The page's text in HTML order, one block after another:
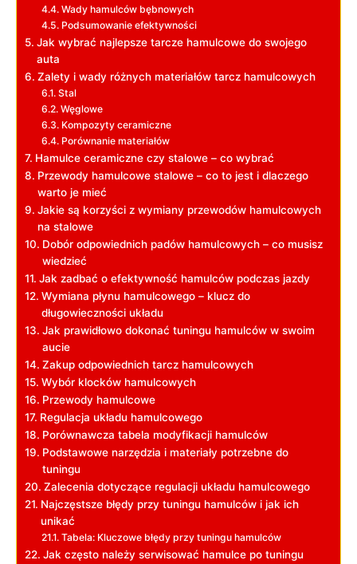
Wady hamulców bębnowych
Podsumowanie efektywności
Jak wybrać najlepsze tarcze hamulcowe do swojego
auta
Zalety i wady różnych materiałów tarcz hamulcowych
Stal
Węglowe
Kompozyty ceramiczne
Porównanie materiałów
Hamulce ceramiczne czy stalowe – co wybrać
Przewody hamulcowe stalowe – co to jest i dlaczego
warto je mieć
Jakie są korzyści z wymiany przewodów hamulcowych
na stalowe
Dobór odpowiednich padów hamulcowych – co musisz
wiedzieć
Jak zadbać o efektywność hamulców podczas jazdy
Wymiana płynu hamulcowego – klucz do
długowieczności układu
Jak prawidłowo dokonać tuningu hamulców w swoim
aucie
Zakup odpowiednich tarcz hamulcowych
Wybór klocków hamulcowych
Przewody hamulcowe
Regulacja układu hamulcowego
Porównawcza tabela modyfikacji hamulców
Podstawowe narzędzia i materiały potrzebne do
tuningu
Zalecenia dotyczące regulacji układu hamulcowego
Najczęstsze błędy przy tuningu hamulców i jak ich
unikać
Tabela: Kluczowe błędy przy tuningu hamulców
Jak często należy serwisować hamulce po tuningu